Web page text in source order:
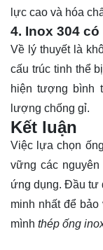
lực cao và hóa
4. Inox 304
Về lý thuyết là
cấu trúc tinh thể
hiện tượng bình
lượng chống gỉ.
Kết luận
Việc lựa chọn ống
vững các
ứng dụng. Đầu tư
minh nhất để
mình thép ống